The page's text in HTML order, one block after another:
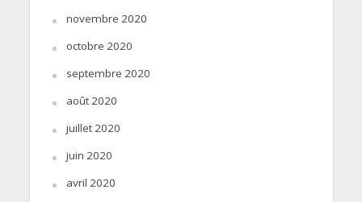
novembre 2020
octobre 2020
septembre 2020
août 2020
juillet 2020
juin 2020
avril 2020